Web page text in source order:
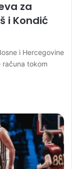
za
i Kondić
i Hercegovine
računa tokom